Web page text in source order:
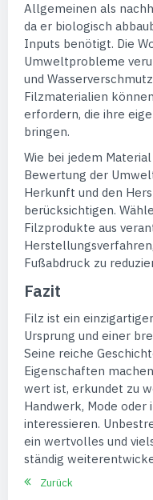
Allgemeinen als
da er biologisch
Inputs benötigt. Die
Umweltprobleme
und
Filzmaterialien
erfordern, die ihre
bringen.
Wie bei jedem
Bewertung der
Herkunft und den
berücksichtigen.
Filzprodukte aus
Fußabdruck zu
Fazit
Filz ist ein
Ursprung und einer
Seine reiche
Eigenschaften
wert ist, erkundet zu
Handwerk, Mode
interessieren.
ein wertvolles und
ständig
Zurück